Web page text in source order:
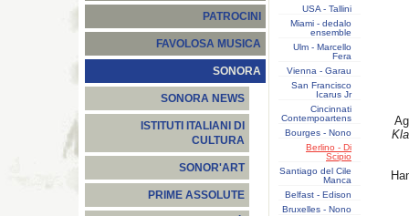
PATROCINI
FAVOLOSA MUSICA
SONORA
SONORA NEWS
ISTITUTI ITALIANI DI
CULTURA
SONOR'ART
PRIME ASSOLUTE
USA - Tallini
Miami - dedalo
ensemble
Ulm - Marcello
Fera
Vienna - Garau
San Francisco
Icarus Jr
Cincinnati
Contempoartens
Bourges - Nono
Berlino - Di
Scipio
Santiago del Cile
Manca
Belfast - Edison
Bruxelles - Nono